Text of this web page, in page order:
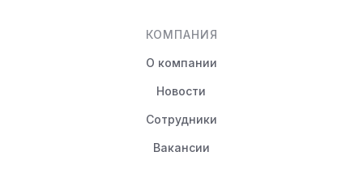
КОМПАНИЯ
О компании
Новости
Сотрудники
Вакансии